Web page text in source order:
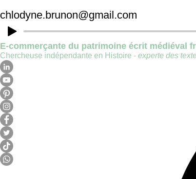
chlodyne.brunon@gmail.com
E-commerçante du patrimoine écrit médiéval
Chercheuse indépendante en Histoire - experte des